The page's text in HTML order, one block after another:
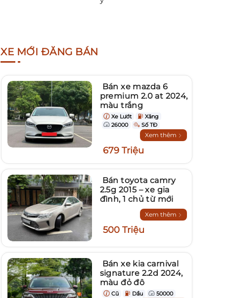
XE MỚI ĐĂNG BÁN
Bán xe mazda 6
premium 2.0 at 2024,
màu trắng
Xe Lướt
Xăng
26000
Số TĐ
Xem thêm
679 Triệu
Bán toyota camry
2.5g 2015 – xe gia
đình, 1 chủ từ mới
Xem thêm
500 Triệu
Bán xe kia carnival
signature 2.2d 2024,
màu đỏ đô
Cũ Dầu
50000